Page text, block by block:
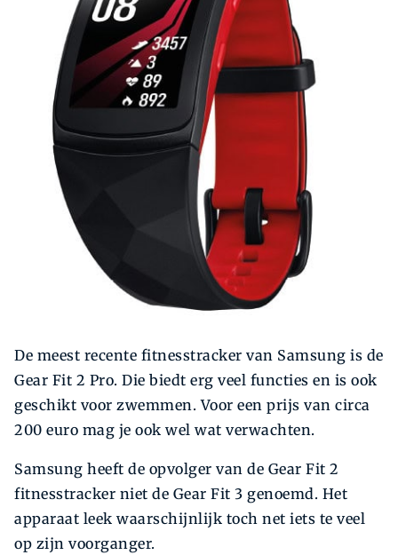
De meest recente fitnesstracker van Samsung is de
Gear Fit 2 Pro. Die biedt erg veel functies en is ook
geschikt voor zwemmen. Voor een prijs van circa
200 euro mag je ook wel wat verwachten.
Samsung heeft de opvolger van de Gear Fit 2
fitnesstracker niet de Gear Fit 3 genoemd. Het
apparaat leek waarschijnlijk toch net iets te veel
op zijn voorganger.